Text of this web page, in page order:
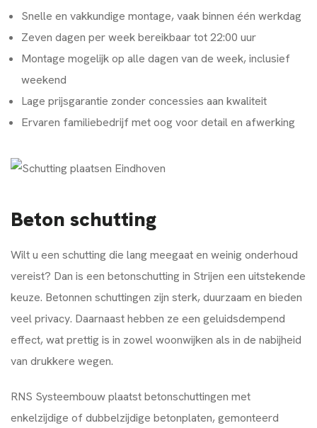
Snelle en vakkundige montage, vaak binnen één werkdag
Zeven dagen per week bereikbaar tot 22:00 uur
Montage mogelijk op alle dagen van de week, inclusief
weekend
Lage prijsgarantie zonder concessies aan kwaliteit
Ervaren familiebedrijf met oog voor detail en afwerking
Beton schutting
Wilt u een schutting die lang meegaat en weinig onderhoud
vereist? Dan is een betonschutting in Strijen een uitstekende
keuze. Betonnen schuttingen zijn sterk, duurzaam en bieden
veel privacy. Daarnaast hebben ze een geluidsdempend
effect, wat prettig is in zowel woonwijken als in de nabijheid
van drukkere wegen.
RNS Systeembouw plaatst betonschuttingen met
enkelzijdige of dubbelzijdige betonplaten, gemonteerd